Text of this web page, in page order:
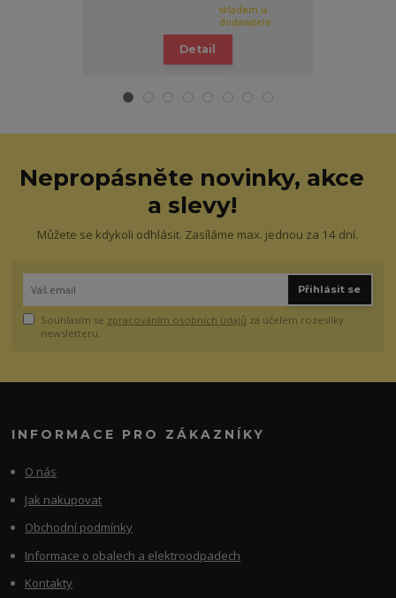
skladem u
dodavatele
Detail
Nepropásněte novinky, akce
a slevy!
Můžete se kdykoli odhlásit. Zasíláme max. jednou za 14 dní.
Přihlásit se
Souhlasím se zpracováním osobních údajů za účelem rozesílky
newsletteru.
INFORMACE PRO ZÁKAZNÍKY
O nás
Jak nakupovat
Obchodní podmínky
Informace o obalech a elektroodpadech
Kontakty